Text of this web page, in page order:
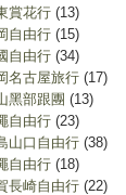
賞花行 (13)
自由行 (15)
自由行 (34)
名古屋旅行 (17)
黑部跟團 (13)
自由行 (23)
山口自由行 (38)
自由行 (18)
長崎自由行 (22)